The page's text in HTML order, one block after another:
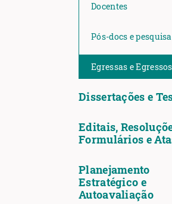
Docentes
Pós-docs e
Egressas e Egressos
Dissertações e
Editais,
Formulários e
Planejamento
Estratégico e
Autoavaliação